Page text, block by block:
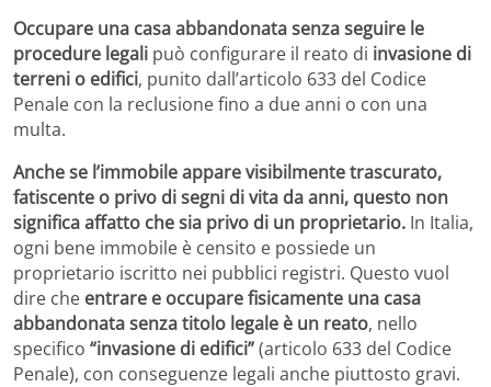
Occupare una casa abbandonata senza seguire le
procedure legali può configurare il reato di invasione di
terreni o edifici, punito dall’articolo 633 del Codice
Penale con la reclusione fino a due anni o con una
multa.
Anche se l’immobile appare visibilmente trascurato,
fatiscente o privo di segni di vita da anni, questo non
significa affatto che sia privo di un proprietario. In Italia,
ogni bene immobile è censito e possiede un
proprietario iscritto nei pubblici registri. Questo vuol
dire che entrare e occupare fisicamente una casa
abbandonata senza titolo legale è un reato, nello
specifico “invasione di edifici”(articolo 633 del Codice
Penale), con conseguenze legali anche piuttosto gravi.